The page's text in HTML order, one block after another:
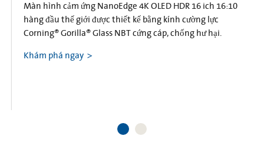
Màn hình cảm ứng NanoEdge 4K OLED HDR 16 ich 16:10
hàng đầu thế giới được thiết kế bằng kính cường lực
Corning® Gorilla® Glass NBT cứng cáp, chống hư hại.
Khám phá ngay